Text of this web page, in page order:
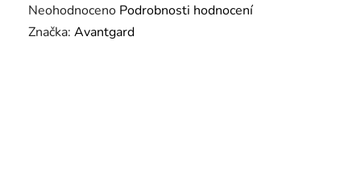
Průměrné
hodnocení
Neohodnoceno Podrobnosti hodnocení
Značka: Avantgard